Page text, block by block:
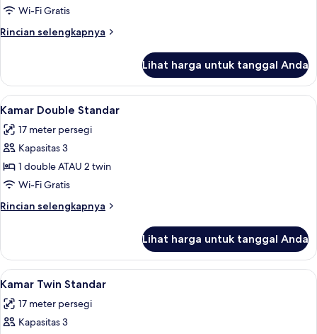
Wi-Fi Gratis
Rincian selengkapnya
Rincian
Kamar
Keluarga
Lihat harga untuk tanggal Anda
Lihat
semua
foto
untuk
Kamar
Double
Standar
Seprai premium, minibar, brankas,
4
Kamar Double Standar
17 meter persegi
Kapasitas 3
1 double ATAU 2 twin
Wi-Fi Gratis
Rincian selengkapnya
Rincian
Kamar
Double
Standar
Lihat harga untuk tanggal Anda
Lihat
semua
foto
untuk
Kamar Twin Standar | Seprai
5
Kamar Twin Standar
17 meter persegi
Kapasitas 3